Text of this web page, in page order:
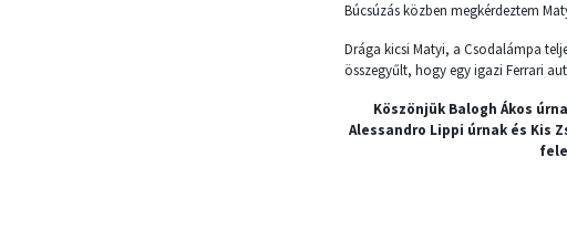
Búcsúzás közben megkérdeztem
Drága kicsi Matyi, a Csodalámpa
összegyűlt, hogy egy igazi Ferrari
Köszönjük Balogh Ákos
Alessandro Lippi úrnak és Kis